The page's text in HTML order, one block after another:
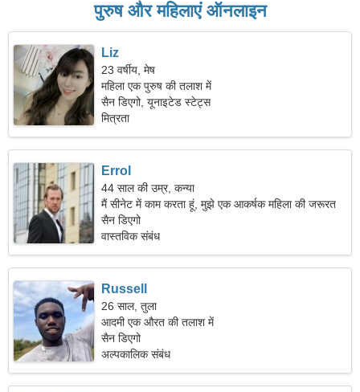
पुरुष और महिलाएं ऑनलाइन
Liz
23 वर्षीय, मेष
महिला एक पुरुष की तलाश में
सैन डिएगो, यूनाइटेड स्टेट्स
मित्रता
Errol
44 साल की उम्र, कन्या
मैं सीनेट में काम करता हूं, मुझे एक आकर्षक महिला की जरूरत
है।
सैन डिएगो
वास्तविक संबंध
Russell
26 साल, तुला
आदमी एक औरत की तलाश में
सैन डिएगो
अल्पकालिक संबंध